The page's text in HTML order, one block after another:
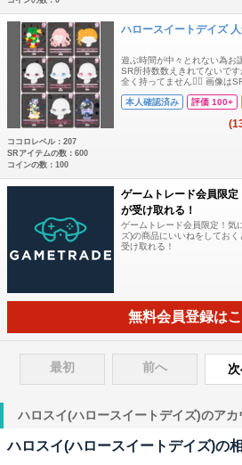
ハロースイートデイズ
遊ぶ時間が中々とれない為お
SR所持数数えきれてないで
全く持ってません🙇‍♀️ 画像は
本人確認済み
評価 100+
ココロレベル：207
SRアイテムの数：600
コインの数：100
ゲームトレード会員限
が受け取れる！
ゲームトレード会員限定！気
ズ)の商品にいいねをしてお
受け取れる！
無料会員登録は
最初 前へ
ハロスイ(ハロースイートデイズ)のア
ハロスイ(ハロースイートデイズ)の